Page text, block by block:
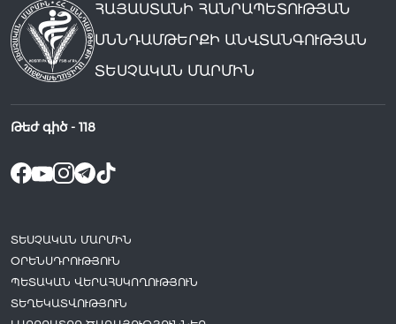
ՀԱՅԱՍՏԱՆԻ ՀԱՆՐԱՊԵՏՈՒԹՅԱՆ
ՍՆՆԴԱՄԹԵՐՔԻ ԱՆՎՏԱՆԳՈՒԹՅԱՆ
ՏԵՍՉԱԿԱՆ ՄԱՐՄԻՆ
Թեժ գիծ - 118
ՏԵՍՉԱԿԱՆ ՄԱՐՄԻՆ
ՕՐԵՆՍԴՐՈՒԹՅՈՒՆ
ՊԵՏԱԿԱՆ ՎԵՐԱՀՍԿՈՂՈՒԹՅՈՒՆ
ՏԵՂԵԿԱՏՎՈՒԹՅՈՒՆ